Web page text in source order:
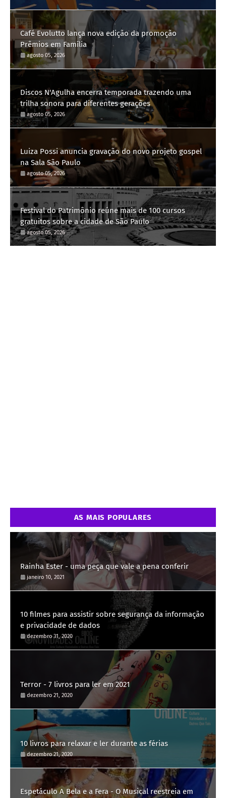
Café Evolutto lança nova edição da promoção
Prêmios em Família
agosto 05, 2026
Discos N'Agulha encerra temporada trazendo uma
trilha sonora para diferentes gerações
agosto 05, 2026
Luiza Possi anuncia gravação do novo projeto gospel
na Sala São Paulo
agosto 05, 2026
Festival do Patrimônio reúne mais de 100 cursos
gratuitos sobre a cidade de São Paulo
agosto 05, 2026
AS MAIS POPULARES
Rainha Ester - uma peça que vale a pena conferir
janeiro 10, 2021
10 filmes para assistir sobre segurança da informação
e privacidade de dados
dezembro 31, 2020
Terror - 7 livros para ler em 2021
dezembro 21, 2020
10 livros para relaxar e ler durante as férias
dezembro 21, 2020
Espetáculo A Bela e a Fera - O Musical reestreia em